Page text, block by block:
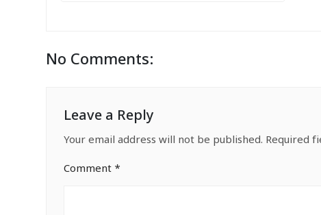
No Comments:
Leave a Reply
Your email address will not be published. Required
Comment *